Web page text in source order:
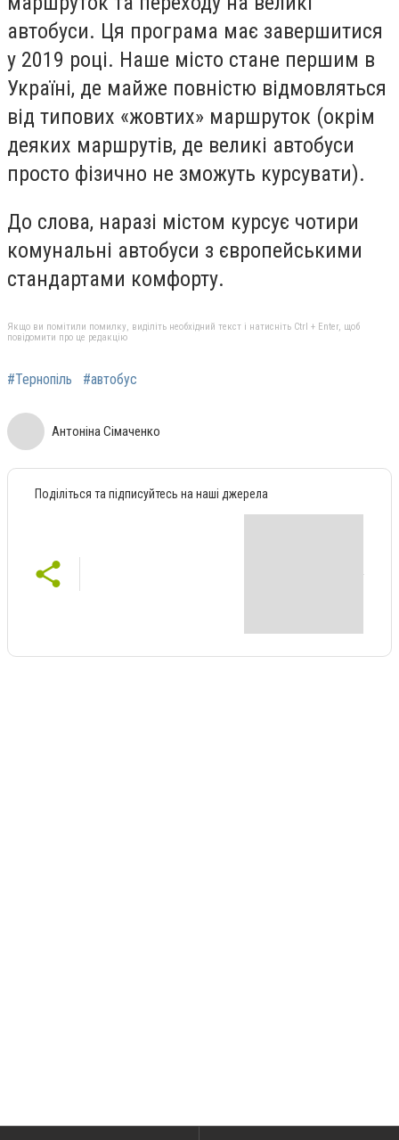
автобуси. Ця програма має завершитися
у 2019 році. Наше місто стане першим в
Україні, де майже повністю відмовляться
від типових «жовтих» маршруток (окрім
деяких маршрутів, де великі автобуси
просто фізично не зможуть курсувати).
До слова, наразі містом курсує чотири
комунальні автобуси з європейськими
стандартами комфорту.
Якщо ви помітили помилку, виділіть необхідний текст і натисніть Ctrl + Enter, щоб
повідомити про це редакцію
#Тернопіль #автобус
Антоніна Сімаченко
Поділіться та підписуйтесь на наші джерела